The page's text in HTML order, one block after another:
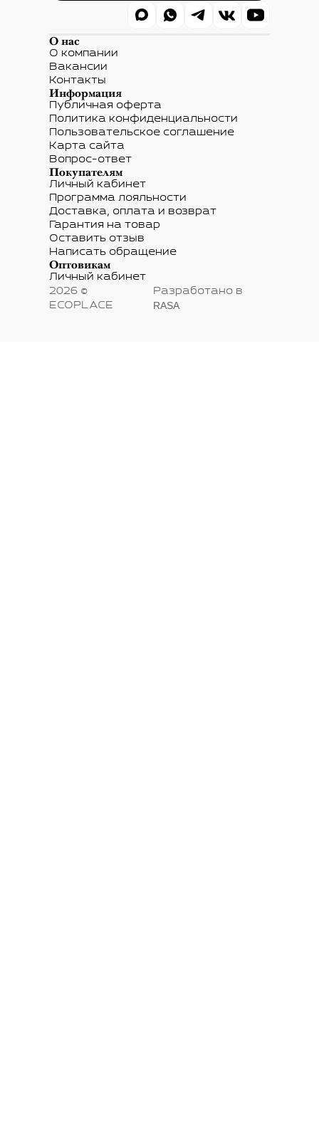
О нас
О компании
Вакансии
Контакты
Информация
Публичная оферта
Политика конфиденциальности
Пользовательское соглашение
Карта сайта
Вопрос-ответ
Покупателям
Личный кабинет
Программа лояльности
Доставка, оплата и возврат
Гарантия на товар
Оставить отзыв
Написать обращение
Оптовикам
Личный кабинет
2026 ©
ECOPLACE
Разработано в
RASA